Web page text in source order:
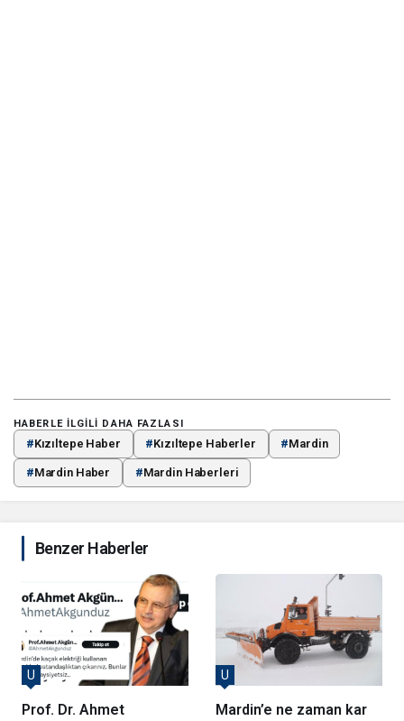
HABERLE ILGILI DAHA FAZLASI
#Kızıltepe Haber #Kızıltepe Haberler #Mardin
#Mardin Haber #Mardin Haberleri
Benzer Haberler
Prof. Dr. Ahmet
U
Mardin’e ne zaman kar
U